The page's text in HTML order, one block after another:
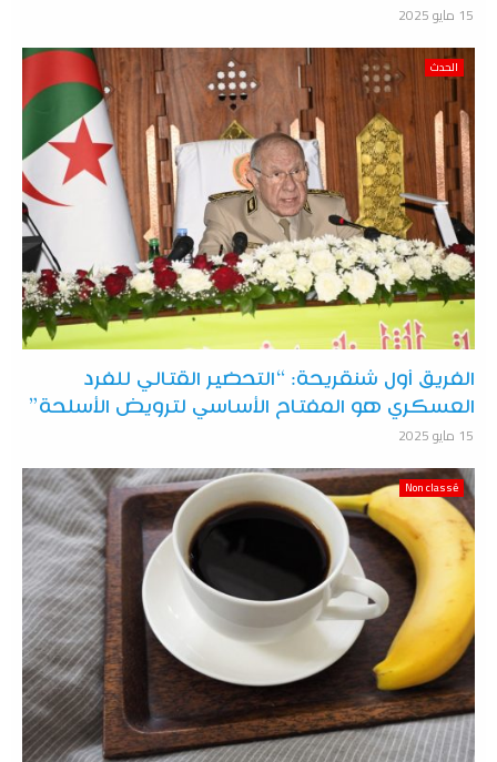
15 مايو 2025
الحدث
الفريق أول شنقريحة: “التحضير القتالي للفرد
العسكري هو المفتاح الأساسي لترويض الأسلحة”
15 مايو 2025
Non classé